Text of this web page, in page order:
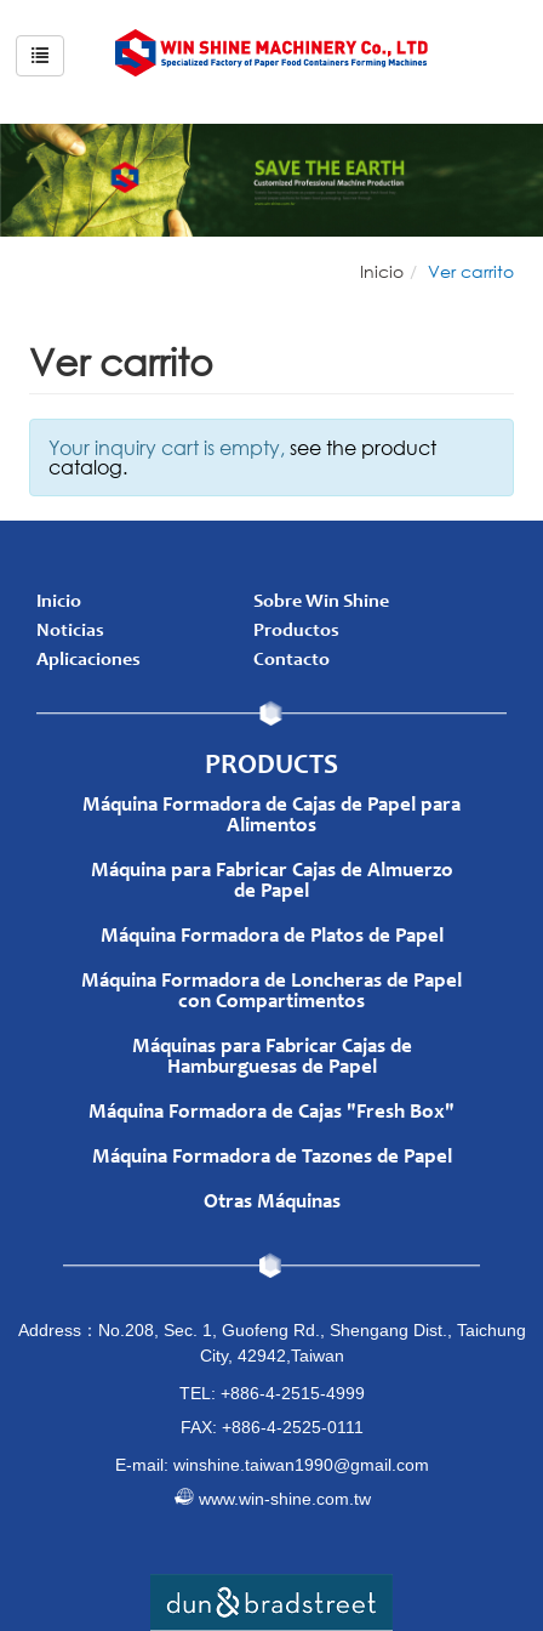
Inicio Ver carrito
Ver carrito
Your inquiry cart is empty,see the product
catalog.
Inicio
Sobre Win Shine
Noticias
Productos
Aplicaciones
Contacto
PRODUCTS
Máquina Formadora de Cajas de Papel para
Alimentos
Máquina para Fabricar Cajas de Almuerzo
de Papel
Máquina Formadora de Platos de Papel
Máquina Formadora de Loncheras de Papel
con Compartimentos
Máquinas para Fabricar Cajas de
Hamburguesas de Papel
Máquina Formadora de Cajas "Fresh Box"
Máquina Formadora de Tazones de Papel
Otras Máquinas
Address：No.208, Sec. 1, Guofeng Rd., Shengang Dist., Taichung
City, 42942,Taiwan
TEL: +886-4-2515-4999
FAX: +886-4-2525-0111
E-mail: winshine.taiwan1990@gmail.com
www.win-shine.com.tw